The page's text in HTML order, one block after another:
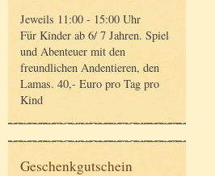
Jeweils 11:00 - 15:00 Uhr
Für Kinder ab 6/ 7 Jahren. Spiel
und Abenteuer mit den
freundlichen Andentieren, den
Lamas. 40,- Euro pro Tag pro
Kind
Geschenkgutschein